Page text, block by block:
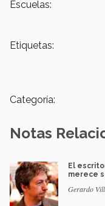
Escuelas:
Etiquetas:
Categoría:
Notas
El
merece
Gerardo